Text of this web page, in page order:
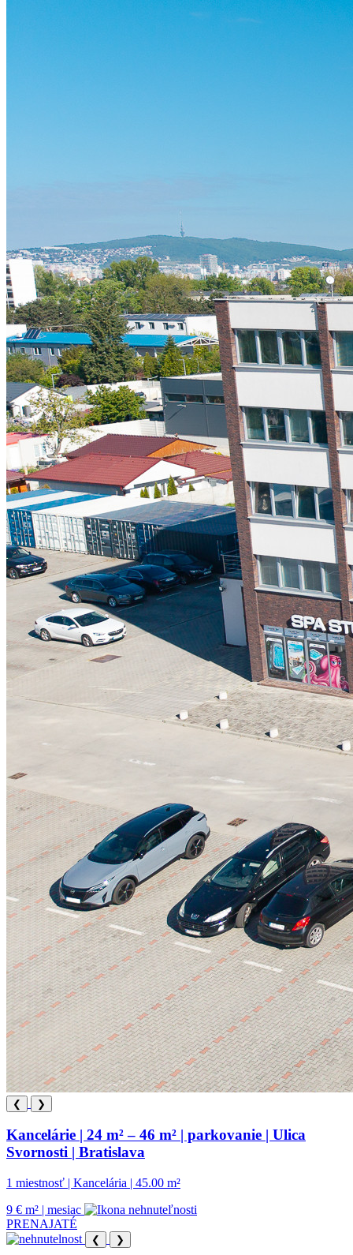
❮ ❯
Kancelárie | 24 m² – 46 m² | parkovanie | Ulica
Svornosti | Bratislava
1 miestnosť | Kancelária | 45.00 m²
9 € m² | mesiac
PRENAJATÉ
❮ ❯